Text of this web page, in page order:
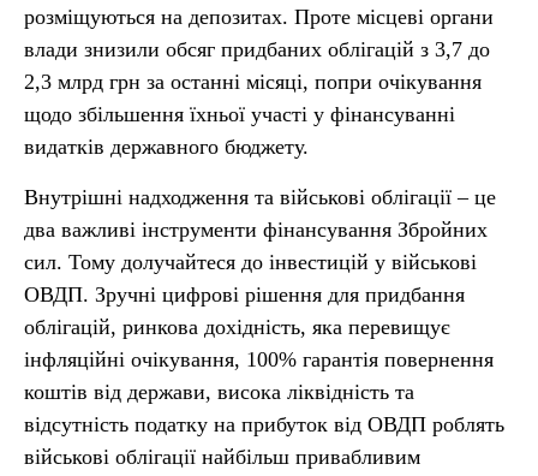
розміщуються на депозитах. Проте місцеві органи
влади знизили обсяг придбаних облігацій з 3,7 до
2,3 млрд грн за останні місяці, попри очікування
щодо збільшення їхньої участі у фінансуванні
видатків державного бюджету.
Внутрішні надходження та військові облігації – це
два важливі інструменти фінансування Збройних
сил. Тому долучайтеся до інвестицій у військові
ОВДП. Зручні цифрові рішення для придбання
облігацій, ринкова дохідність, яка перевищує
інфляційні очікування, 100% гарантія повернення
коштів від держави, висока ліквідність та
відсутність податку на прибуток від ОВДП роблять
військові облігації найбільш привабливим